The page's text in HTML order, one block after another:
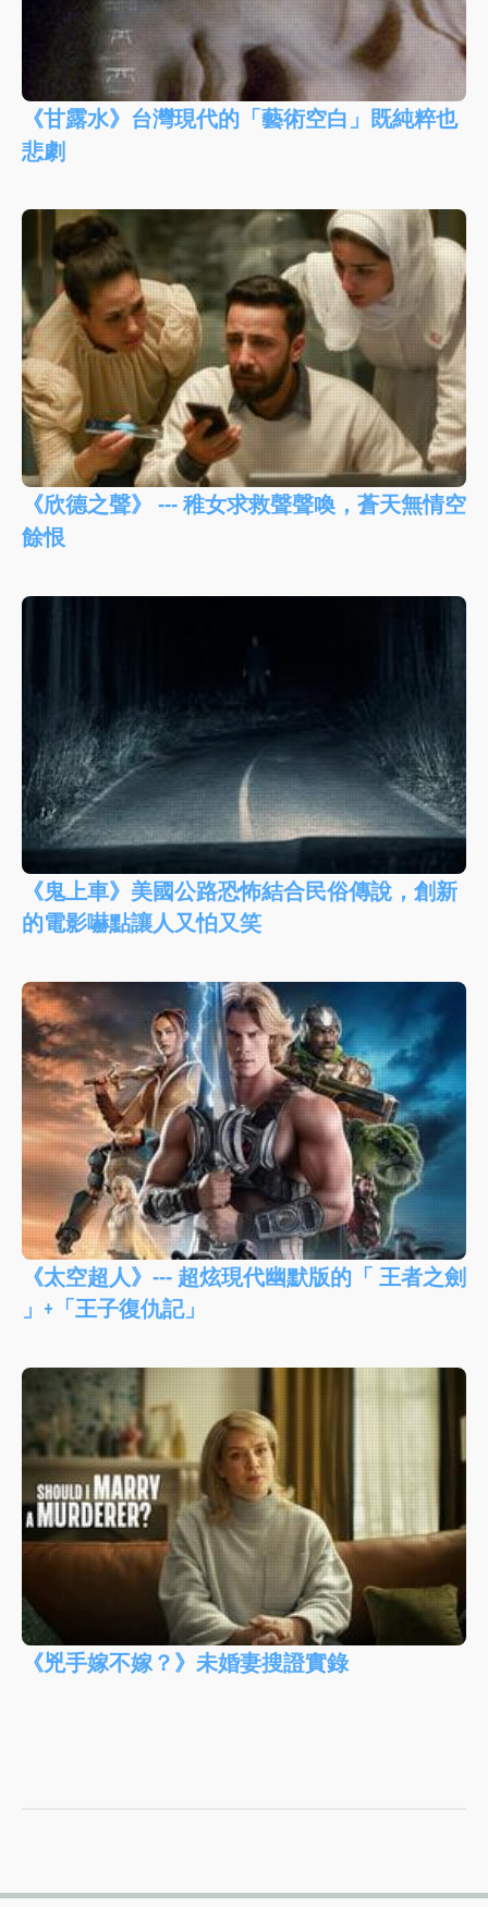
《甘露水》台灣現代的「藝術空白」既純粹也
悲劇
《欣德之聲》 --- 稚女求救聲聲喚，蒼天無情空
餘恨
《鬼上車》美國公路恐怖結合民俗傳說，創新
的電影嚇點讓人又怕又笑
《太空超人》--- 超炫現代幽默版的「 王者之劍
」+「王子復仇記」
《兇手嫁不嫁？》未婚妻搜證實錄